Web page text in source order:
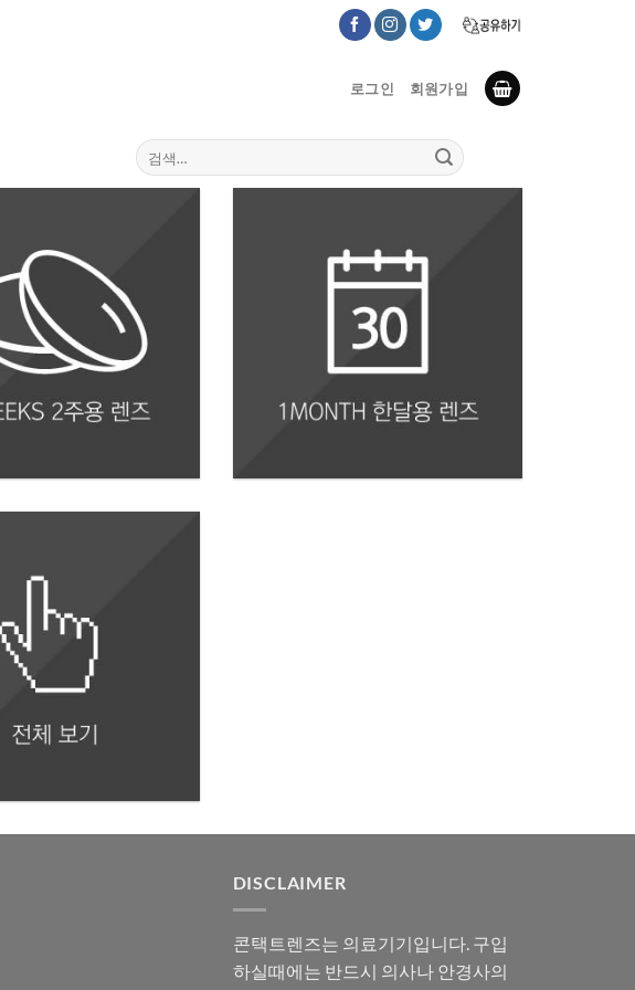
로그인 회원가입
검
색:
DISCLAIMER
콘택트렌즈는 의료기기입니다. 구입
하실때에는 반드시 의사나 안경사의